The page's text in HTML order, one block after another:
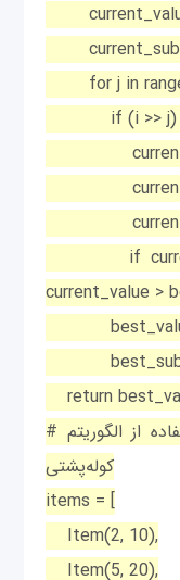
for j in
if (i >> j)
if
current_value >
best_value
return
# مثال استفاده از الگوریتم Brute Force برای مسئله
کوله‌پشتی
items = [
Item(2, 10),
Item(5, 20),